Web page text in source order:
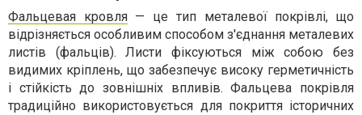
Фальцевая кровля— це тип металевої покрівлі, що
відрізняється особливим способом з'єднання металевих
листів (фальців). Листи фіксуються між собою без
видимих кріплень, що забезпечує високу герметичність
і стійкість до зовнішніх впливів. Фальцева покрівля
традиційно використовується для покриття історичних